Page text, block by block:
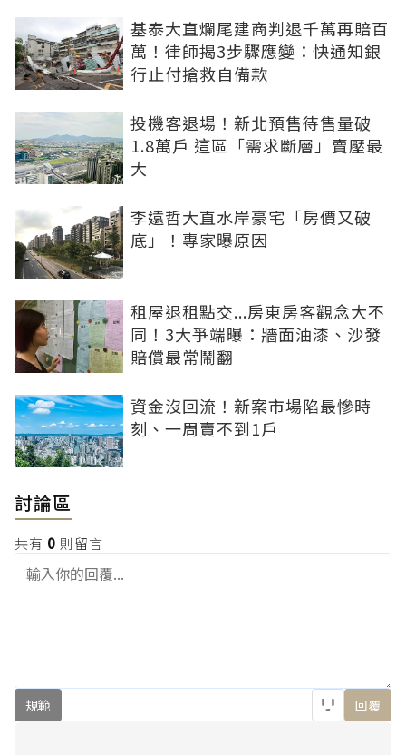
基泰大直爛尾建商判退千萬再賠百
萬！律師揭3步驟應變：快通知銀
行止付搶救自備款
投機客退場！新北預售待售量破
1.8萬戶 這區「需求斷層」賣壓最
大
李遠哲大直水岸豪宅「房價又破
底」！專家曝原因
租屋退租點交...房東房客觀念大不
同！3大爭端曝：牆面油漆、沙發
賠償最常鬧翻
資金沒回流！新案市場陷最慘時
刻、一周賣不到1戶
討論區
共有 0 則留言
規範 回覆